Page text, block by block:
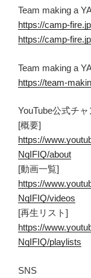
Team making a
https://camp-
https://camp-
Team making a
https://team-
YouTube公式チ
[概要]
https://
NqIFIQ/about
[動画一覧]
https://
NqIFIQ/videos
[再生リスト]
https://
NqIFIQ/playlists
SNS